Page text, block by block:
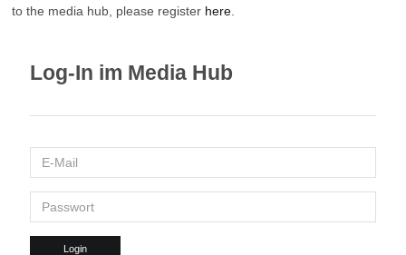
to the media hub, please register here
Log-In im Media Hub
Login